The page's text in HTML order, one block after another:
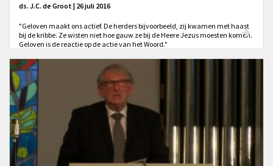
ds. J.C. de Groot | 26 juli 2016
"Geloven maakt ons actief. De herders bijvoorbeeld, zij kwamen met haast
bij de kribbe. Ze wisten niet hoe gauw ze bij de Heere Jezus moesten komen.
Geloven is de reactie op de actie van het Woord."